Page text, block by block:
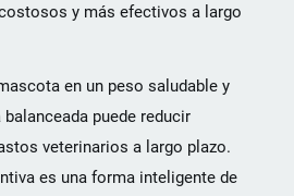
y más efectivos a largo
en un peso saludable y
puede reducir
veterinarios a largo plazo.
es una forma inteligente de